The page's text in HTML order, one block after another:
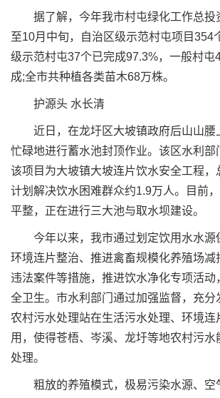
据了解，今年我市村屯绿化工作总投
至10月中旬，自治区级示范村屯项目354
级示范村屯37个已完成97.3%，一般村屯
成;全市共种植各类苗木68万株。
护源头 水长清
近日，在龙圩区大坡镇政府后山山腰
忙碌地进行蓄水池封顶作业。该区水利部
该项目为大坡镇大坡连片饮水安全工程，
计划解决饮水困难群众约1.9万人。目前
平整，正在进行三大池与取水坝建设。
今年以来，我市通过划定饮用水水源
环境连片整治、推进禽畜规模化养殖场减
违法案件等措施，推进饮水净化专项活动
全卫生。市水利部门通过加强监督，充分
农村污水处理站在生活污水处理、环境连
用，使得苍梧、岑溪、龙圩等地农村污水
处理。
粗放的养殖模式，极易污染水源、空